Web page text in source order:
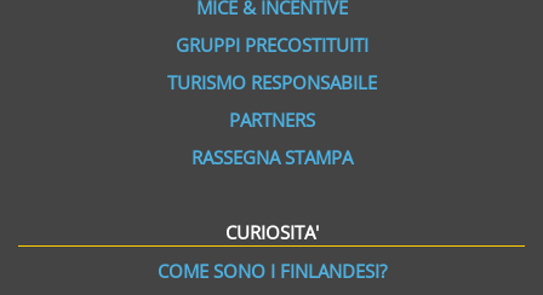
MICE & INCENTIVE
GRUPPI PRECOSTITUITI
TURISMO RESPONSABILE
PARTNERS
RASSEGNA STAMPA
CURIOSITA'
COME SONO I FINLANDESI?